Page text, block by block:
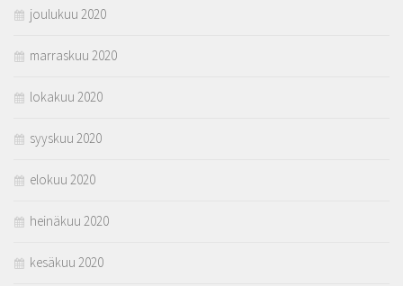
joulukuu 2020
marraskuu 2020
lokakuu 2020
syyskuu 2020
elokuu 2020
heinäkuu 2020
kesäkuu 2020